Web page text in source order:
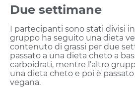
Due settimane
I partecipanti sono stati divisi
gruppo ha seguito una dieta
contenuto di grassi per due
passato a una dieta cheto a
carboidrati, mentre l’altro
una dieta cheto e poi è
vegana.